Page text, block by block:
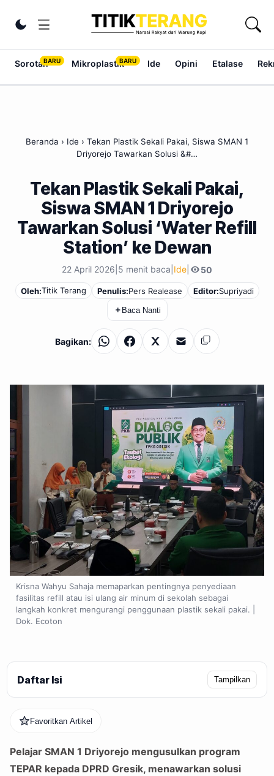
Ubah tema
Sorotan Mikroplastik Ide Opini Etalase
Beranda › Ide › Tekan Plastik Sekali Pakai, Siswa SMAN 1
Driyorejo Tawarkan Solusi &#…
Tekan Plastik Sekali Pakai,
Siswa SMAN 1 Driyorejo
Tawarkan Solusi ‘Water Refill
Station’ ke Dewan
22 April 2026 5 menit baca Ide 50
Oleh:Titik Terang Penulis:Pers Realease Editor:Supriyadi
＋ Baca Nanti
Bagikan: WhatsAppFacebook
X EmailSalin
Krisna Wahyu Sahaja memaparkan pentingnya penyediaan
fasilitas refill atau isi ulang air minum di sekolah sebagai
langkah konkret mengurangi penggunaan plastik sekali pakai. |
Dok. Ecoton
Daftar Isi Tampilkan
Favoritkan Artikel
Pelajar SMAN 1 Driyorejo mengusulkan program
TEPAR kepada DPRD Gresik, menawarkan solusi